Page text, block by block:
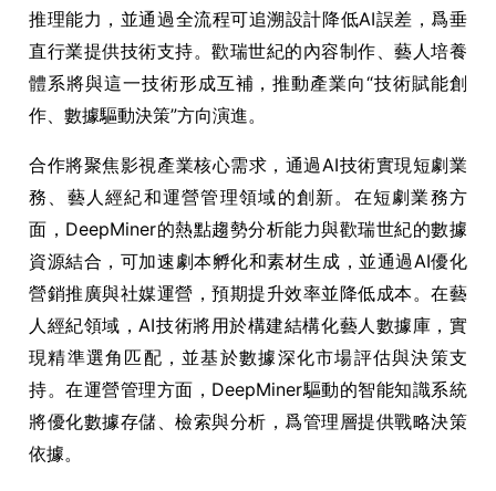
推理能力，並通過全流程可追溯設計降低AI誤差，爲垂
直行業提供技術支持。歡瑞世紀的內容制作、藝人培養
體系將與這一技術形成互補，推動產業向“技術賦能創
作、數據驅動決策”方向演進。
合作將聚焦影視產業核心需求，通過AI技術實現短劇業
務、藝人經紀和運營管理領域的創新。在短劇業務方
面，DeepMiner的熱點趨勢分析能力與歡瑞世紀的數據
資源結合，可加速劇本孵化和素材生成，並通過AI優化
營銷推廣與社媒運營，預期提升效率並降低成本。在藝
人經紀領域，AI技術將用於構建結構化藝人數據庫，實
現精準選角匹配，並基於數據深化市場評估與決策支
持。在運營管理方面，DeepMiner驅動的智能知識系統
將優化數據存儲、檢索與分析，爲管理層提供戰略決策
依據。